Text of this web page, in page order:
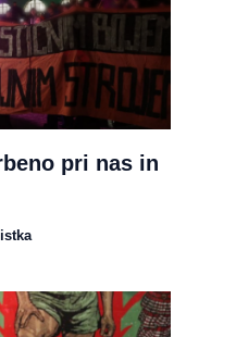
pri nas in